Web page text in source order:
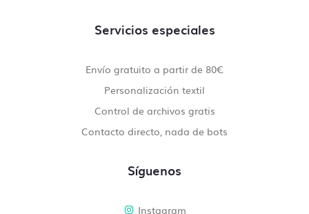
Servicios especiales
Envío gratuito a partir de 80€
Personalización textil
Control de archivos gratis
Contacto directo, nada de bots
Síguenos
Instagram